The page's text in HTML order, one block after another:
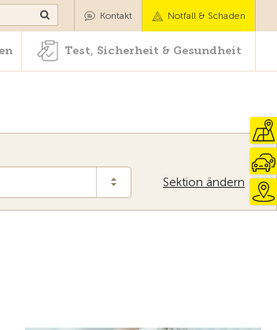
Test, Sicherheit & Gesundheit
Kontakt Notfall & Schaden
Test, Sicherheit & Gesundheit
Sektion ändern